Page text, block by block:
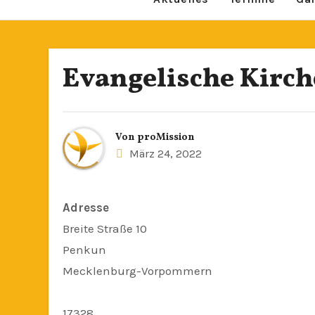
Evangelische
Von proMission
März 24, 2022
Adresse
Breite Straße 10
Penkun
Mecklenburg-Vorpommern